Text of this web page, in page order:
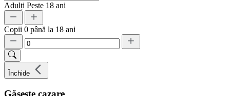
Adulți Peste 18 ani
Copii 0 până la 18 ani
Închide
Găsește cazare